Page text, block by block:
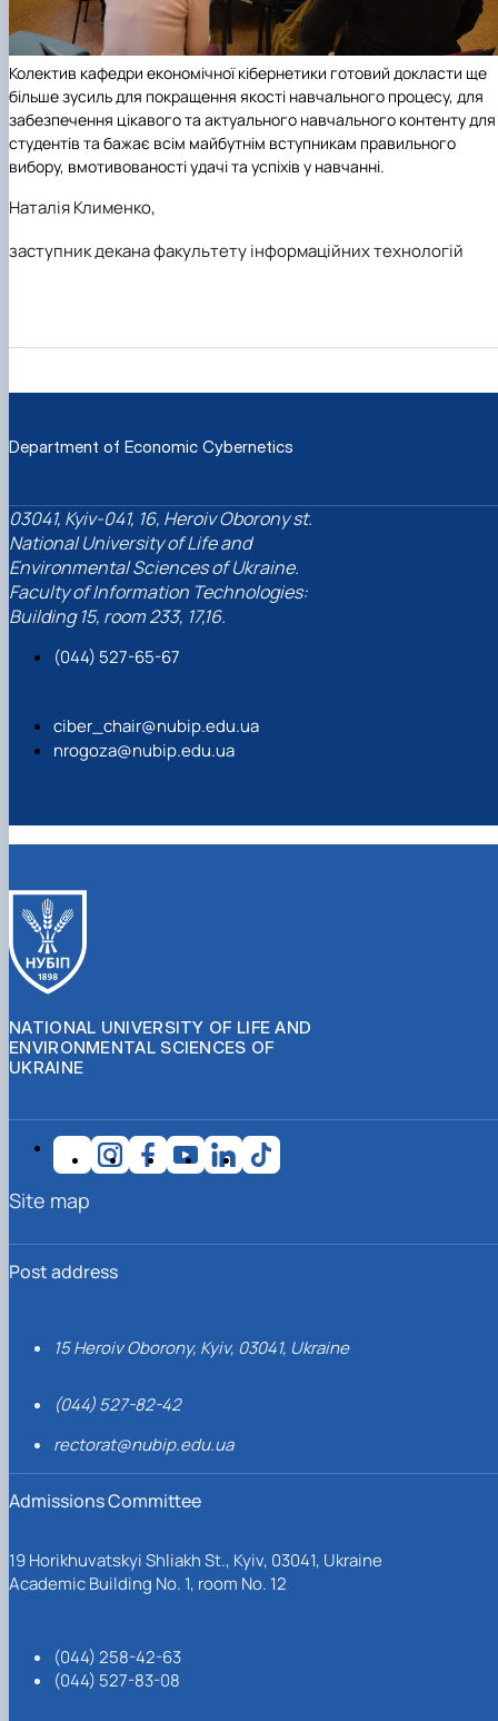
Колектив кафедри економічної кібернетики готовий докласти ще
більше зусиль для покращення якості навчального процесу, для
забезпечення цікавого та актуального навчального контенту для
студентів та бажає всім майбутнім вступникам правильного
вибору, вмотивованості удачі та успіхів у навчанні.
Наталія Клименко,
заступник декана факультету інформаційних технологій
Department of Economic Cybernetics
03041, Kyiv-041, 16, Heroiv Oborony st.
National University of Life and
Environmental Sciences of Ukraine.
Faculty of Information Technologies:
Building 15, room 233, 17,16.
(044) 527-65-67
ciber_chair@nubip.edu.ua
nrogoza@nubip.edu.ua
NATIONAL UNIVERSITY OF LIFE AND
ENVIRONMENTAL SCIENCES OF
UKRAINE
Post address
15 Heroiv Oborony, Kyiv, 03041, Ukraine
(044) 527-82-42
rectorat@nubip.edu.ua
Admissions Committee
19 Horikhuvatskyi Shliakh St., Kyiv, 03041, Ukraine
Academic Building No. 1, room No. 12
(044) 258-42-63
(044) 527-83-08
Site map